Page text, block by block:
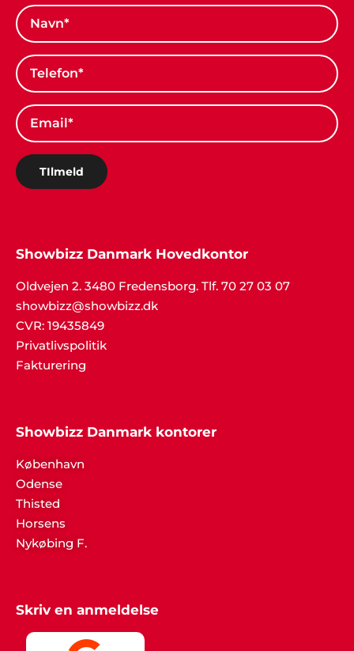
TIlmeld
Showbizz Danmark Hovedkontor
Oldvejen 2. 3480 Fredensborg. Tlf. 70 27 03 07
showbizz@showbizz.dk
CVR: 19435849
Privatlivspolitik
Fakturering
Showbizz Danmark kontorer
København
Odense
Thisted
Horsens
Nykøbing F.
Skriv en anmeldelse